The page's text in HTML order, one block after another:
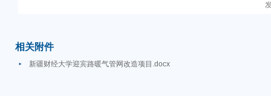
相关附件
新疆财经大学迎宾路暖气管网改造项目.docx